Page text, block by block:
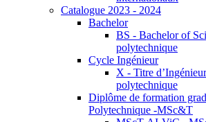
Catalogue 2023 - 2024
Bachelor
BS - Bachelor of
polytechnique
Cycle Ingénieur
X - Titre
polytechnique
Diplôme de formation
Polytechnique -MSc&T